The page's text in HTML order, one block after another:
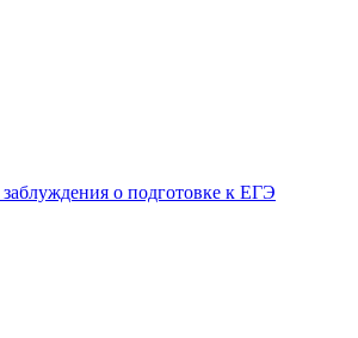
о подготовке к ЕГЭ